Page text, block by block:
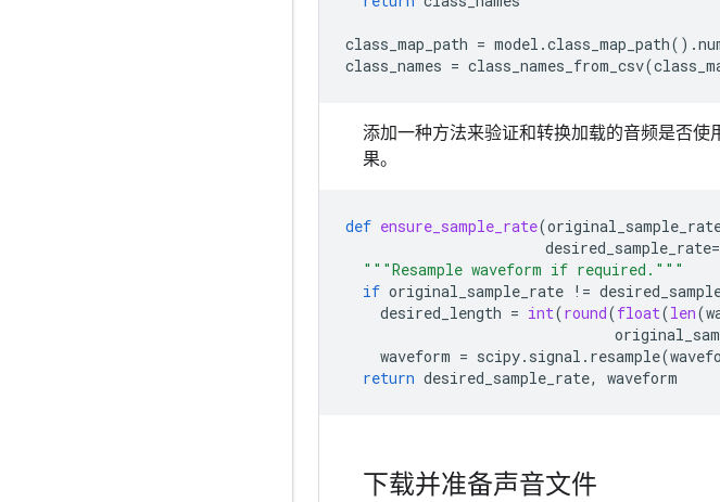
class_map_path = model .class_map_path() .
class_names = class_names_from_csv(
添加一种方法来验证和转换加载的音频是否
果。
def ensure_sample_rate(
desired_sample_rate=
"""Resample waveform if required."""
if original_sample_rate !=
desired_length = int(round(float(len(
waveform = scipy. signal . resample(
return desired_sample_rate, waveform
下载并准备声音文件